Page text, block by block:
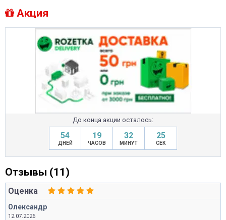
Акция
До конца акции осталось:
54
ДНЕЙ
19
ЧАСОВ
32
МИНУТ
24
СЕК
Отзывы (11)
Оценка
Олександр
12.07.2026